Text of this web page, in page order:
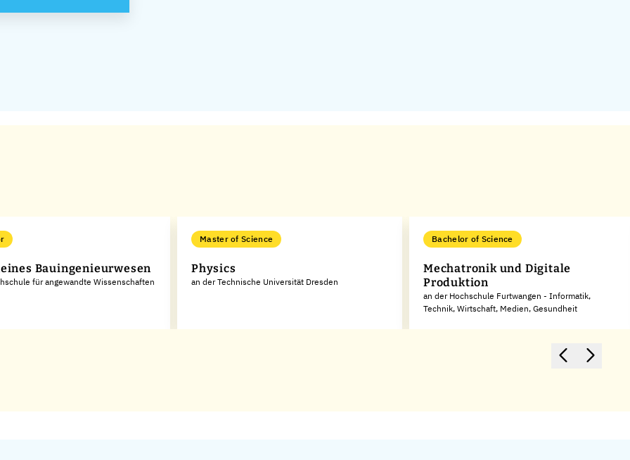
Bauingenieurwesen
für angewandte Wissenschaften
Master of Science
Physics
an der Technische Universität Dresden
Bachelor of Science
Mechatronik und Digitale
Produktion
an der Hochschule Furtwangen - Informatik,
Technik, Wirtschaft, Medien, Gesundheit